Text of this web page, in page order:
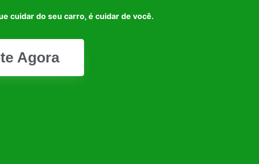
cuidar do seu carro, é cuidar de você.
Agora